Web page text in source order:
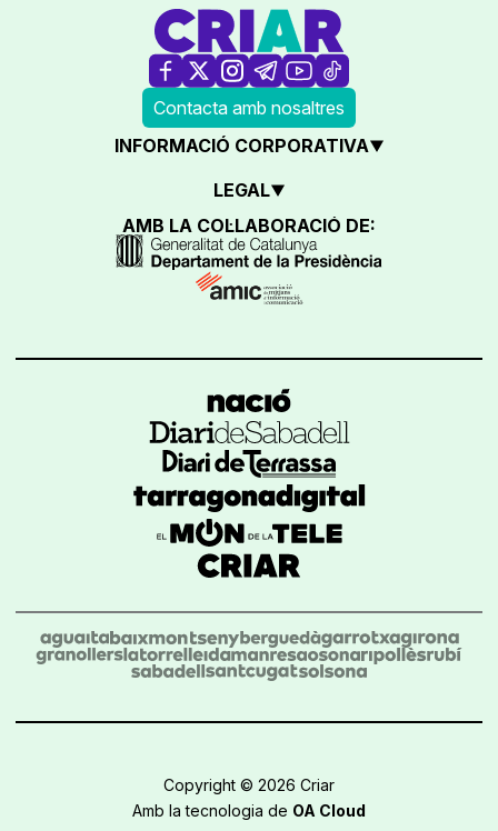
Contacta amb nosaltres
INFORMACIÓ CORPORATIVA
LEGAL
AMB LA COL·LABORACIÓ DE:
Copyright © 2026 Criar
Amb la tecnologia de OA Cloud